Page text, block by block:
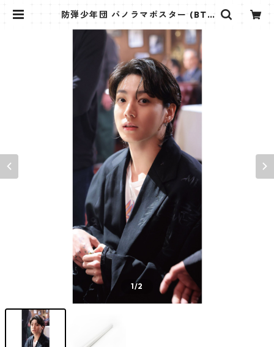
防弾少年団 パノラマポスター (BTS
ク Jungkook-21】 | K STAR PLU
S
1/2